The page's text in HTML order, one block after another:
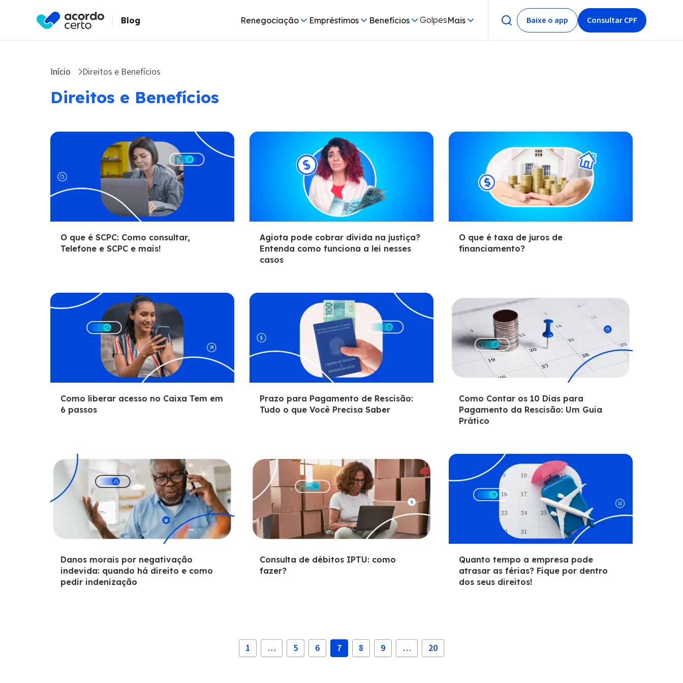
Blog Renegociação Empréstimos Benefícios GolpesMais Baixe o app Consultar CPF
Início Direitos e Benefícios
Direitos e Benefícios
O que é SCPC: Como consultar,
Telefone e SCPC e mais!
Agiota pode cobrar dívida na justiça?
Entenda como funciona a lei nesses
casos
O que é taxa de juros de
financiamento?
Como liberar acesso no Caixa Tem em
6 passos
Prazo para Pagamento de Rescisão:
Tudo o que Você Precisa Saber
Como Contar os 10 Dias para
Pagamento da Rescisão: Um Guia
Prático
Danos morais por negativação
indevida: quando há direito e como
pedir indenização
Consulta de débitos IPTU: como
fazer?
Quanto tempo a empresa pode
atrasar as férias? Fique por dentro
dos seus direitos!
1 … 5 6 7 8 9 … 20